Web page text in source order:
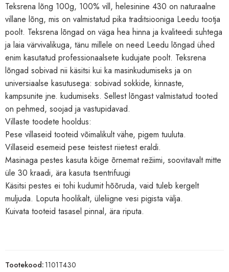
Teksrena lõng 100g, 100% vill, helesinine 430 on naturaalne
villane lõng, mis on valmistatud pika traditsiooniga Leedu tootja
poolt. Teksrena lõngad on väga hea hinna ja kvaliteedi suhtega
ja laia värvivalikuga, tänu millele on need Leedu lõngad ühed
enim kasutatud professionaalsete kudujate poolt. Teksrena
lõngad sobivad nii käsitsi kui ka masinkudumiseks ja on
universiaalse kasutusega: sobivad sokkide, kinnaste,
kampsunite jne. kudumiseks. Sellest lõngast valmistatud tooted
on pehmed, soojad ja vastupidavad.
Villaste toodete hooldus:
Pese villaseid tooteid võimalikult vähe, pigem tuuluta.
Villaseid esemeid pese teistest riietest eraldi.
Masinaga pestes kasuta kõige õrnemat režiimi, soovitavalt mitte
üle 30 kraadi, ära kasuta tsentrifuugi
Käsitsi pestes ei tohi kudumit hõõruda, vaid tuleb kergelt
muljuda. Loputa hoolikalt, üleliigne vesi pigista välja.
Kuivata tooteid tasasel pinnal, ära riputa.
Tootekood:1101T430